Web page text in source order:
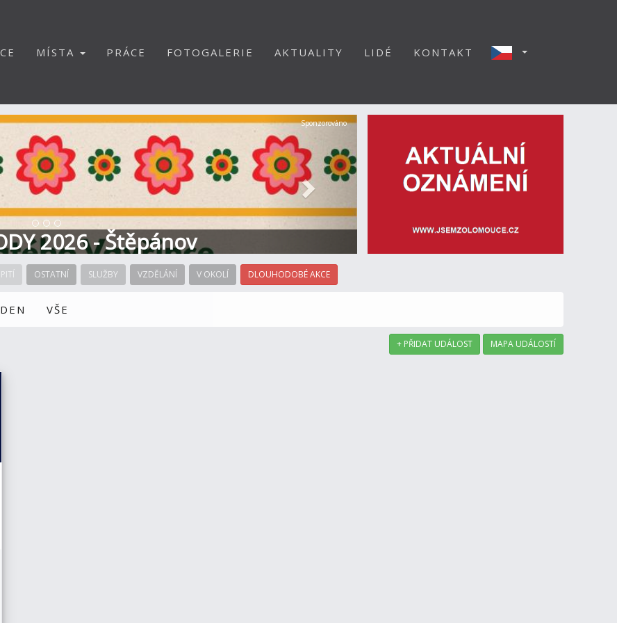
MÍSTA PRÁCE FOTOGALERIE AKTUALITY LIDÉ KONTAKT
2026 - Štěpánov
Další
Sponzorováno
OSTATNÍ SLUŽBY VZDĚLÁNÍ V OKOLÍ DLOUHODOBÉ AKCE
VŠE
+ PŘIDAT UDÁLOST MAPA UDÁLOSTÍ